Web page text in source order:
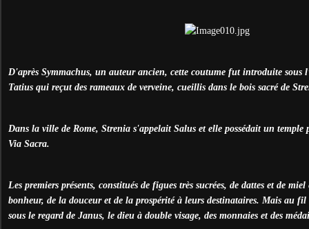
D'après Symmachus, un auteur ancien, cette coutume fut introduite sous
Tatius qui reçut des rameaux de verveine, cueillis dans le bois sacré de
Dans la ville de Rome, Strenia s'appelait Salus et elle possédait un temple
Via Sacra.
Les premiers présents, constitués de figues très sucrées, de dattes et de
bonheur, de la douceur et de la prospérité à leurs destinataires. Mais au fil
sous le regard de Janus, le dieu à double visage, des monnaies et des